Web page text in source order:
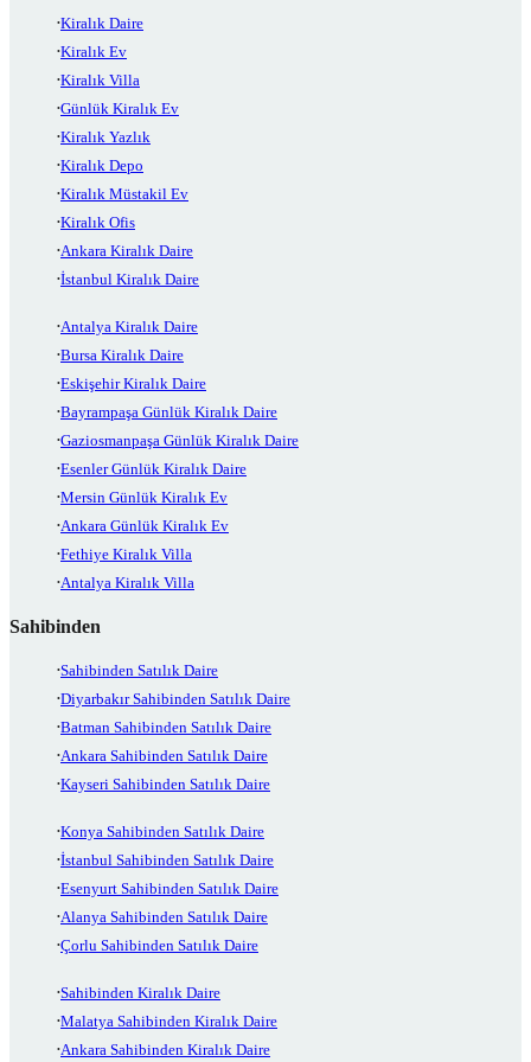
Kiralık Daire
Kiralık Ev
Kiralık Villa
Günlük Kiralık Ev
Kiralık Yazlık
Kiralık Depo
Kiralık Müstakil Ev
Kiralık Ofis
Ankara Kiralık Daire
İstanbul Kiralık Daire
Antalya Kiralık Daire
Bursa Kiralık Daire
Eskişehir Kiralık Daire
Bayrampaşa Günlük Kiralık Daire
Gaziosmanpaşa Günlük Kiralık Daire
Esenler Günlük Kiralık Daire
Mersin Günlük Kiralık Ev
Ankara Günlük Kiralık Ev
Fethiye Kiralık Villa
Antalya Kiralık Villa
Sahibinden
Sahibinden Satılık Daire
Diyarbakır Sahibinden Satılık Daire
Batman Sahibinden Satılık Daire
Ankara Sahibinden Satılık Daire
Kayseri Sahibinden Satılık Daire
Konya Sahibinden Satılık Daire
İstanbul Sahibinden Satılık Daire
Esenyurt Sahibinden Satılık Daire
Alanya Sahibinden Satılık Daire
Çorlu Sahibinden Satılık Daire
Sahibinden Kiralık Daire
Malatya Sahibinden Kiralık Daire
Ankara Sahibinden Kiralık Daire